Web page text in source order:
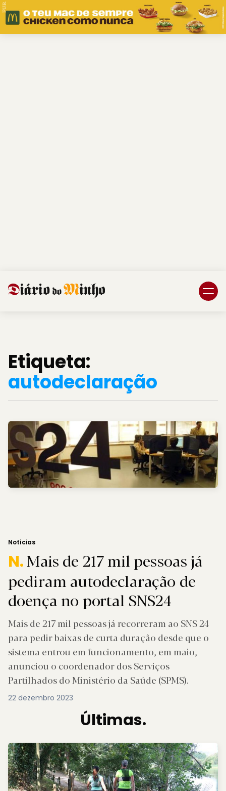
PUB.
Etiqueta:
autodeclaração
Notícias
N.Mais de 217 mil pessoas já
pediram autodeclaração de
doença no portal SNS24
Mais de 217 mil pessoas já recorreram ao SNS 24
para pedir baixas de curta duração desde que o
sistema entrou em funcionamento, em maio,
anunciou o coordenador dos Serviços
Partilhados do Ministério da Saúde (SPMS).
22 dezembro 2023
Últimas.